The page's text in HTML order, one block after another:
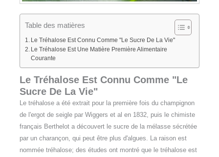
Table des matières
Le Tréhalose Est Connu Comme "le Sucre De La Vie"
Le Tréhalose Est Une Matière Première Alimentaire
Courante
Le Tréhalose Est Connu Comme "le
Sucre De La Vie"
Le tréhalose a été extrait pour la première fois du champignon
de l'ergot de seigle par Wiggers et al en 1832, puis le chimiste
français Berthelot a découvert le sucre de la mélasse sécrétée
par un charançon, qui peut être plus d'algues. La raison est
nommée tréhalose; des études ont montré que le tréhalose est